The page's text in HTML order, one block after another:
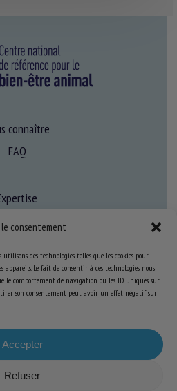
le consentement
des technologies telles que les cookies pour
Le fait de consentir à ces technologies nous
le comportement de navigation ou les ID uniques sur
son consentement peut avoir un effet négatif sur
Accepter
Refuser
connaître
FAQ
sur le BEA
aux actualités